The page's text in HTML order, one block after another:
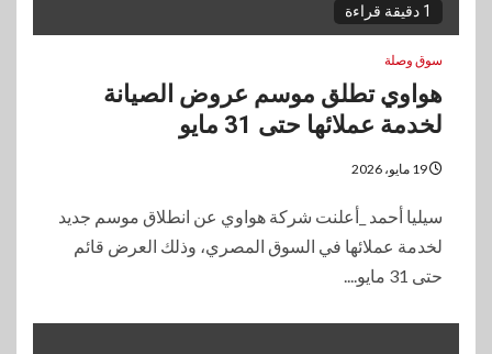
1 دقيقة قراءة
سوق وصلة
هواوي تطلق موسم عروض الصيانة
لخدمة عملائها حتى 31 مايو
سيليا أحمد _أعلنت شركة هواوي عن انطلاق موسم جديد
لخدمة عملائها في السوق المصري، وذلك العرض قائم
حتى 31 مايو....